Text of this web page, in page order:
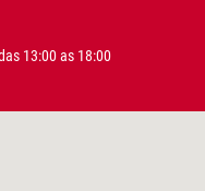
13:00 as 18:00